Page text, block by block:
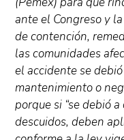
ante el Congreso y
de contención,
las comunidades
el accidente se
mantenimiento o
porque si “se debió
descuidos, deben